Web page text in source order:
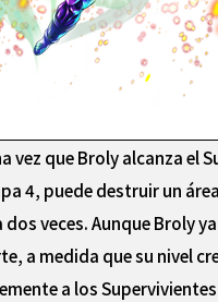
vez que Broly alcanza el
4, puede destruir un
veces. Aunque Broly ya
a medida que su nivel
a los